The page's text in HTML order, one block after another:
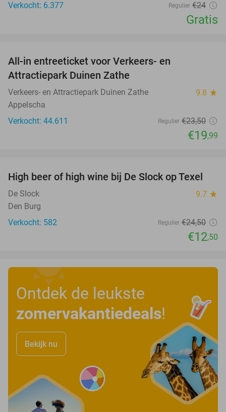
Verkocht: 6.377
Regulier €24
Gratis
All-in entreeticket voor Verkeers- en
Attractiepark Duinen Zathe
Verkeers- en Attractiepark Duinen Zathe 9.8 star
Appelscha
Verkocht: 44.611
Regulier €23,50
€19,99
49%
High beer of high wine bij De Slock op Texel
De Slock 9.7 star
Den Burg
Verkocht: 582
Regulier €24,50
€12,50
Ontdek de leukste
zomervakantiedeals!
Bekijk nu